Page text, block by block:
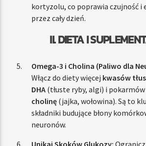
kortyzolu, co poprawia czujność i
przez cały dzień.
II. DIETA I
Omega-3 i Cholina (Paliwo dla
Włącz do diety więcej kwasów
DHA (tłuste ryby, algi) i
cholinę (jajka, wołowina). Są to
składniki budujące błony
neuronów.